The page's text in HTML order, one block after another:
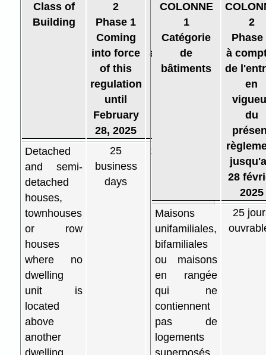
Class of
Building
2
Phase 1
Coming
into force
of this
regulation
until
February
28, 2025
Phase 2
March 1,
2025
and onward
Detached
and semi-
detached
houses,
townhouses
or row
houses
where no
dwelling
unit is
located
above
another
25
business
days
10 business
COLONNE
1
Catégorie
de
bâtiments
2
Phase
à
de
en
du
28
2025
Maisons
unifamiliales,
bifamiliales
ou maisons
en rangée
qui ne
contiennent
pas de
logements
25